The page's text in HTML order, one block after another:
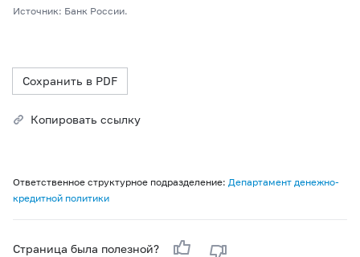
Источник: Банк России.
Сохранить в PDF
Копировать ссылку
Ответственное структурное подразделение: Департамент денежно-
кредитной политики
Страница была полезной?